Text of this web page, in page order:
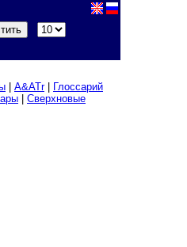
A&ATr|
Глоссарий
Сверхновые